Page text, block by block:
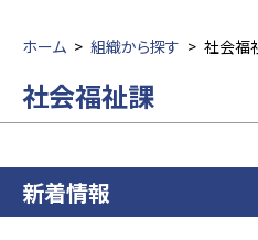
ホーム > 組織から探す > 社会福
社会福祉課
新着情報